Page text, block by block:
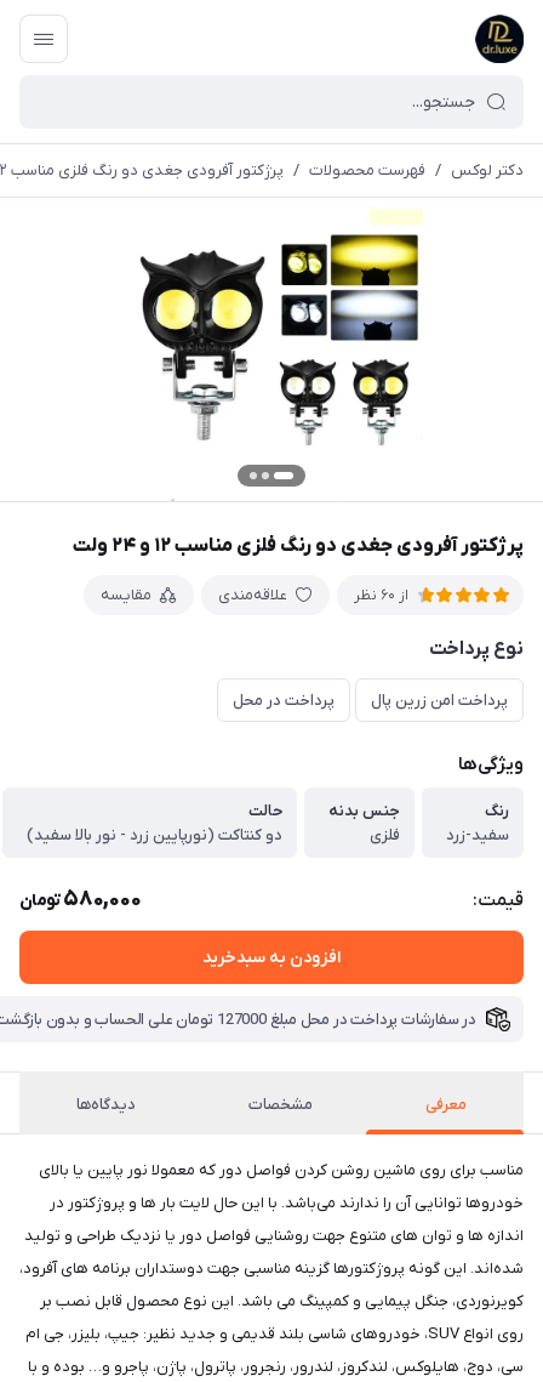
دکتر لوکس / فهرست محصولات / پرژکتور آفرودی جغدی دو رنگ فلزی مناسب ۱۲ و ۲۴ ولت
پرژکتور آفرودی جغدی دو رنگ فلزی مناسب ۱۲ و ۲۴ ولت
از 60 نظر علاقه‌مندی مقایسه
نوع پرداخت
پرداخت امن زرین پال پرداخت در محل
ویژگی‌ها
رنگ
سفید-زرد
جنس بدنه
فلزی
حالت
دو کنتاکت (نورپایین زرد - نور بالا سفید)
قیمت: 580,000تومان
افزودن به سبدخرید
در سفارشات پرداخت در محل مبلغ 127000 تومان علی الحساب و بدون بازگشت بابت هزینه ارسال دریافت میگردد
معرفی مشخصات دیدگاه‌ها
مناسب برای روی ماشین روشن کردن فواصل دور که معمولا نور پایین یا بالای
خودروها توانایی آن را ندارند می‌باشد. با این حال لایت بار ها و پروژکتور در
اندازه ها و توان های متنوع جهت روشنایی فواصل دور یا نزدیک طراحی و تولید
شده‌اند. این گونه پروژکتورها گزینه مناسبی جهت دوستداران برنامه های آفرود،
کویرنوردی، جنگل پیمایی و کمپینگ می باشد. این نوع محصول قابل نصب بر
روی انواع SUV، خودروهای شاسی بلند قدیمی و جدید نظیر: جیپ، بلیزر، جی ام
سی، دوج، هایلوکس، لندکروز، لندرور، رنجرور، پاترول، پاژن، پاجرو و… بوده و با